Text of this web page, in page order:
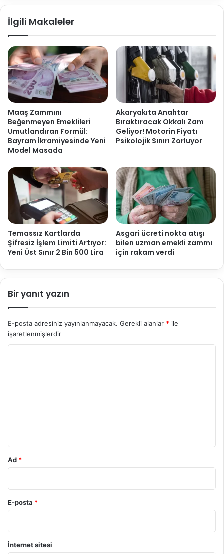
İlgili Makaleler
Maaş Zammını
Beğenmeyen Emeklileri
Umutlandıran Formül:
Bayram İkramiyesinde Yeni
Model Masada
Akaryakıta Anahtar
Bıraktıracak Okkalı Zam
Geliyor! Motorin Fiyatı
Psikolojik Sınırı Zorluyor
Temassız Kartlarda
Şifresiz İşlem Limiti Artıyor:
Yeni Üst Sınır 2 Bin 500 Lira
Asgari ücreti nokta atışı
bilen uzman emekli zammı
için rakam verdi
Bir yanıt yazın
E-posta adresiniz yayınlanmayacak. Gerekli alanlar * ile
işaretlenmişlerdir
Ad *
E-posta *
İnternet sitesi